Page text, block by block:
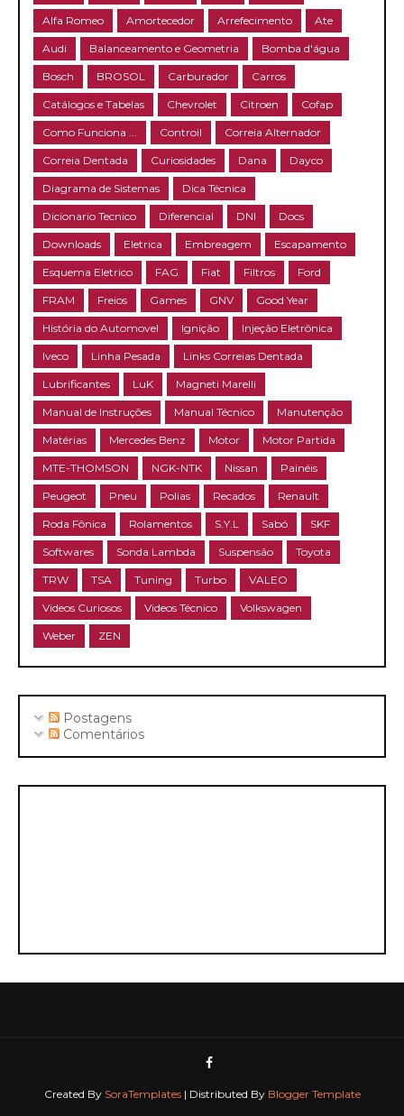
Alfa Romeo Amortecedor Arrefecimento Ate
Audi Balanceamento e Geometria Bomba d'água
Bosch BROSOL Carburador Carros
Catálogos e Tabelas Chevrolet Citroen Cofap
Como Funciona ... Controil Correia Alternador
Correia Dentada Curiosidades Dana Dayco
Diagrama de Sistemas Dica Técnica
Dicionario Tecnico Diferencial DNI Docs
Downloads Eletrica Embreagem Escapamento
Esquema Eletrico FAG Fiat Filtros Ford
FRAM Freios Games GNV Good Year
História do Automovel Ignição Injeção Eletrônica
Iveco Linha Pesada Links Correias Dentada
Lubrificantes LuK Magneti Marelli
Manual de Instruções Manual Técnico Manutenção
Matérias Mercedes Benz Motor Motor Partida
MTE-THOMSON NGK-NTK Nissan Painéis
Peugeot Pneu Polias Recados Renault
Roda Fônica Rolamentos S.Y.L Sabó SKF
Softwares Sonda Lambda Suspensão Toyota
TRW TSA Tuning Turbo VALEO
Videos Curiosos Videos Técnico Volkswagen
Weber ZEN
Postagens
Comentários
Created By SoraTemplates| Distributed By Blogger Template